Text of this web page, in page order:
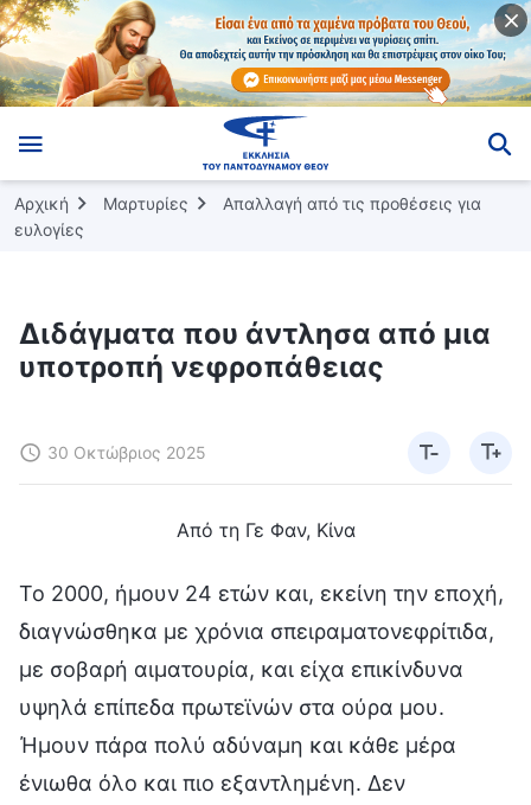
Αρχική Μαρτυρίες
Απαλλαγή από τις προθέσεις για
ευλογίες
Διδάγματα που άντλησα από μια
υποτροπή νεφροπάθειας
30 Οκτώβριος 2025
Από τη Γε Φαν, Κίνα
Το 2000, ήμουν 24 ετών και, εκείνη την εποχή,
διαγνώσθηκα με χρόνια σπειραματονεφρίτιδα,
με σοβαρή αιματουρία, και είχα επικίνδυνα
υψηλά επίπεδα πρωτεϊνών στα ούρα μου.
Ήμουν πάρα πολύ αδύναμη και κάθε μέρα
ένιωθα όλο και πιο εξαντλημένη. Δεν